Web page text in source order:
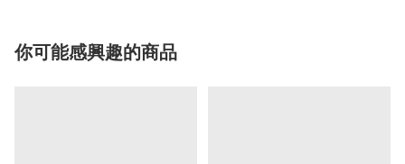
你可能感興趣的商品